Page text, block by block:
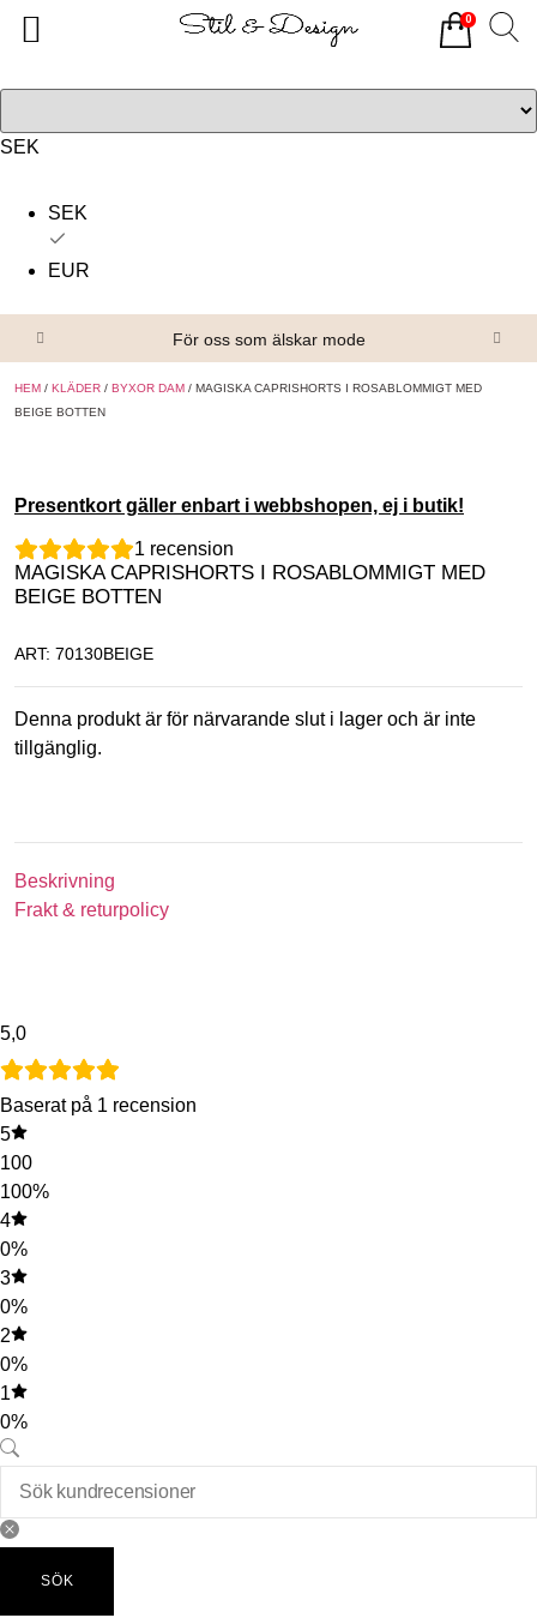
SEK
SEK
EUR
För oss som älskar mode
HEM / KLÄDER / BYXOR DAM / MAGISKA CAPRISHORTS I ROSABLOMMIGT MED
BEIGE BOTTEN
Presentkort gäller enbart i webbshopen, ej i butik!
1 recension
MAGISKA CAPRISHORTS I ROSABLOMMIGT MED
BEIGE BOTTEN
ART: 70130BEIGE
Denna produkt är för närvarande slut i lager och är inte
tillgänglig.
Beskrivning
Frakt & returpolicy
5,0
Baserat på 1 recension
5
100
100%
4
0%
3
0%
2
0%
1
0%
SÖK
0
Alla produkter
Om oss